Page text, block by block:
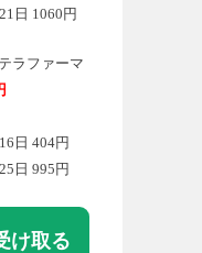
日 1060円
ラファーマ
日 404円
日 995円
け取る